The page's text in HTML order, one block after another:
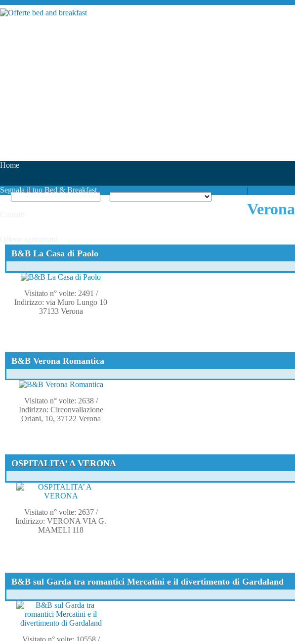
Home
Segnala il tuo Bed & Breakfast |
Verona
B&B La Casa di Paolo
Visitato n° volte: 2491 /
Indirizzo: via Muro Lungo 10
37133 Verona
B&B Verona Romantica
Visitato n° volte: 2638 /
Indirizzo: Circonvallazione
Oriani, 10, 37122 Verona
OSPITALITA’ A VERONA
Visitato n° volte: 2637 /
Indirizzo: VERONA VIA G.
MAMELI 118
B&B sul Garda tra romantici Mercatini e il divertimento di Gardaland
Visitato n° volte: 10558 /